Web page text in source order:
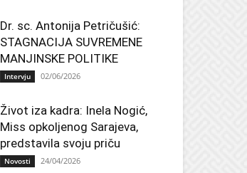
Dr. sc. Antonija Petričušić:
STAGNACIJA SUVREMENE
MANJINSKE POLITIKE
Intervju 02/06/2026
Život iza kadra: Inela Nogić,
Miss opkoljenog Sarajeva,
predstavila svoju priču
Novosti 24/04/2026